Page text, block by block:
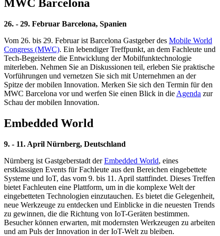
MWC Barcelona
26. - 29. Februar Barcelona, Spanien
Vom 26. bis 29. Februar ist Barcelona Gastgeber des Mobile World
Congress (MWC). Ein lebendiger Treffpunkt, an dem Fachleute und
Tech-Begeisterte die Entwicklung der Mobilfunktechnologie
miterleben. Nehmen Sie an Diskussionen teil, erleben Sie praktische
Vorführungen und vernetzen Sie sich mit Unternehmen an der
Spitze der mobilen Innovation. Merken Sie sich den Termin für den
MWC Barcelona vor und werfen Sie einen Blick in die Agenda zur
Schau der mobilen Innovation.
Embedded World
9. - 11. April Nürnberg, Deutschland
Nürnberg ist Gastgeberstadt derEmbedded World, eines
erstklassigen Events für Fachleute aus den Bereichen eingebettete
Systeme und IoT, das vom 9. bis 11. April stattfindet. Dieses Treffen
bietet Fachleuten eine Plattform, um in die komplexe Welt der
eingebetteten Technologien einzutauchen. Es bietet die Gelegenheit,
neue Werkzeuge zu entdecken und Einblicke in die neuesten Trends
zu gewinnen, die die Richtung von IoT-Geräten bestimmen.
Besucher können erwarten, mit modernsten Werkzeugen zu arbeiten
und am Puls der Innovation in der IoT-Welt zu bleiben.